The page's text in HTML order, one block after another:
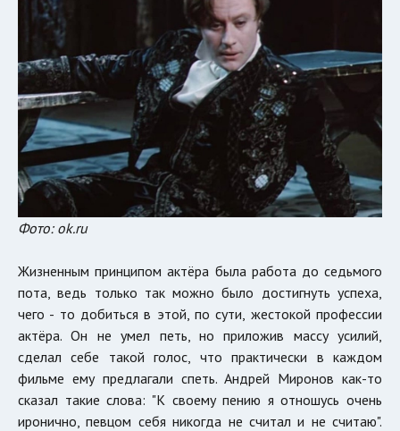
Фото: ok.ru
Жизненным принципом актёра была работа до седьмого
пота, ведь только так можно было достигнуть успеха,
чего - то добиться в этой, по сути, жестокой профессии
актёра. Он не умел петь, но приложив массу усилий,
сделал себе такой голос, что практически в каждом
фильме ему предлагали спеть. Андрей Миронов как-то
сказал такие слова: "К своему пению я отношусь очень
иронично, певцом себя никогда не считал и не считаю".